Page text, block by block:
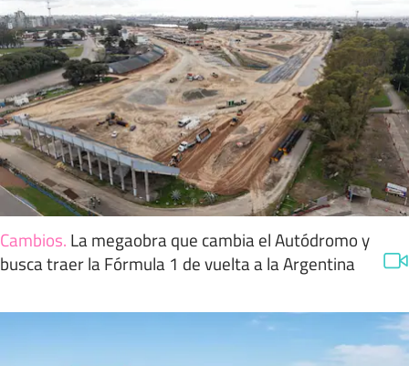
Cambios. La megaobra que cambia el Autódromo y
busca traer la Fórmula 1 de vuelta a la Argentina